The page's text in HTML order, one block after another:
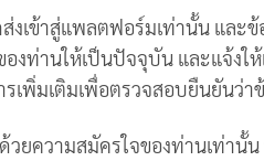
เข้าสู่แพลตฟอร์มเท่านั้น และ
ท่านให้เป็นปัจจุบัน และแจ้งใ
รเพิ่มเติมเพื่อตรวจสอบยืนยันว่
ยความสมัครใจของท่านเท่านั้